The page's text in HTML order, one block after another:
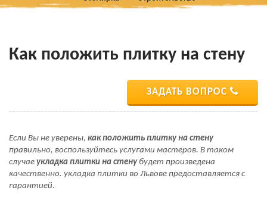
Как положить плитку на стену
ЗАДАТЬ ВОПРОС
Если Вы не уверены, как положить плитку на стену
правильно, воспользуйтесь услугами мастеров. В таком
случае укладка плитки на стенубудет произведена
качественно. укладка плитки во Львове предоставляется с
гарантией.